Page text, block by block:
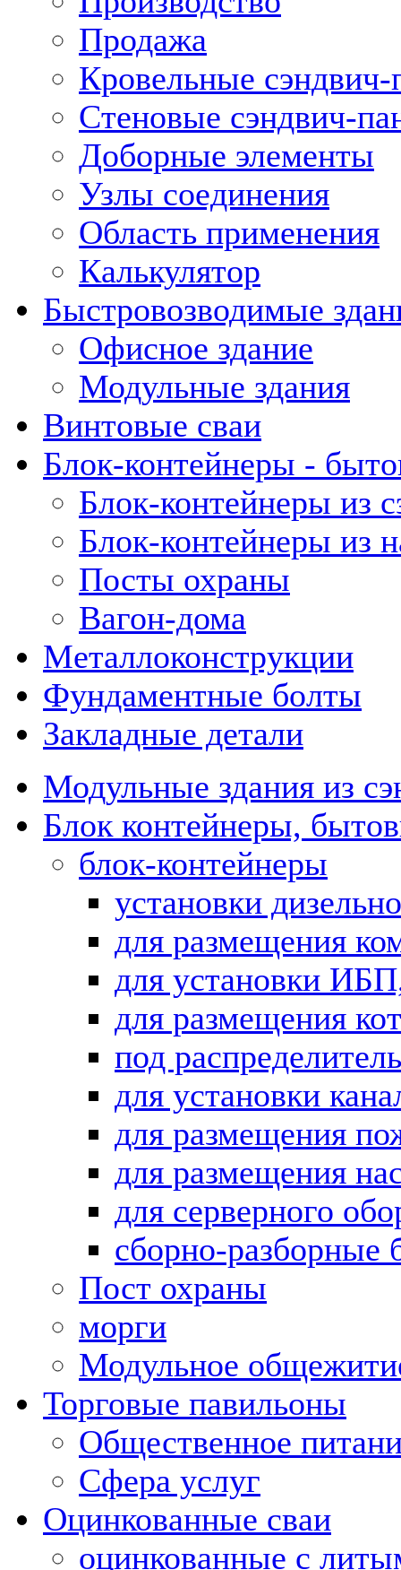
Продажа
Кровельные сэндвич-
Стеновые сэндвич-
Доборные элементы
Узлы соединения
Область применения
Калькулятор
Быстровозводимые
Офисное здание
Модульные здания
Винтовые сваи
Блок-контейнеры -
Блок-контейнеры из
Блок-контейнеры из
Посты охраны
Вагон-дома
Металлоконструкции
Фундаментные болты
Закладные детали
Модульные здания из
Блок контейнеры,
блок-контейнеры
установки
для размещения
для установки
для размещения
под
для установки
для размещения
для размещения
для серверного
сборно-разборные
Пост охраны
морги
Модульное
Торговые павильоны
Общественное
Сфера услуг
Оцинкованные сваи
оцинкованные с